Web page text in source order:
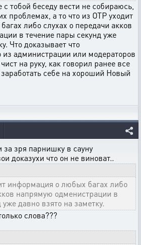
тобой беседу вести не собираюсь,
проблемах, а то что из ОТР уходит
либо слухах о передачи акков
в течение пары секунд уже
Что доказывает что
из администрации или модераторов
на руку, как говорил ранее все
себе на хороший Новый
за зря парнишку в сауну
доказухи что он не виноват..
информация о любых багах либо
напрямую одменистрации в
давно взято на заметку.
слова???